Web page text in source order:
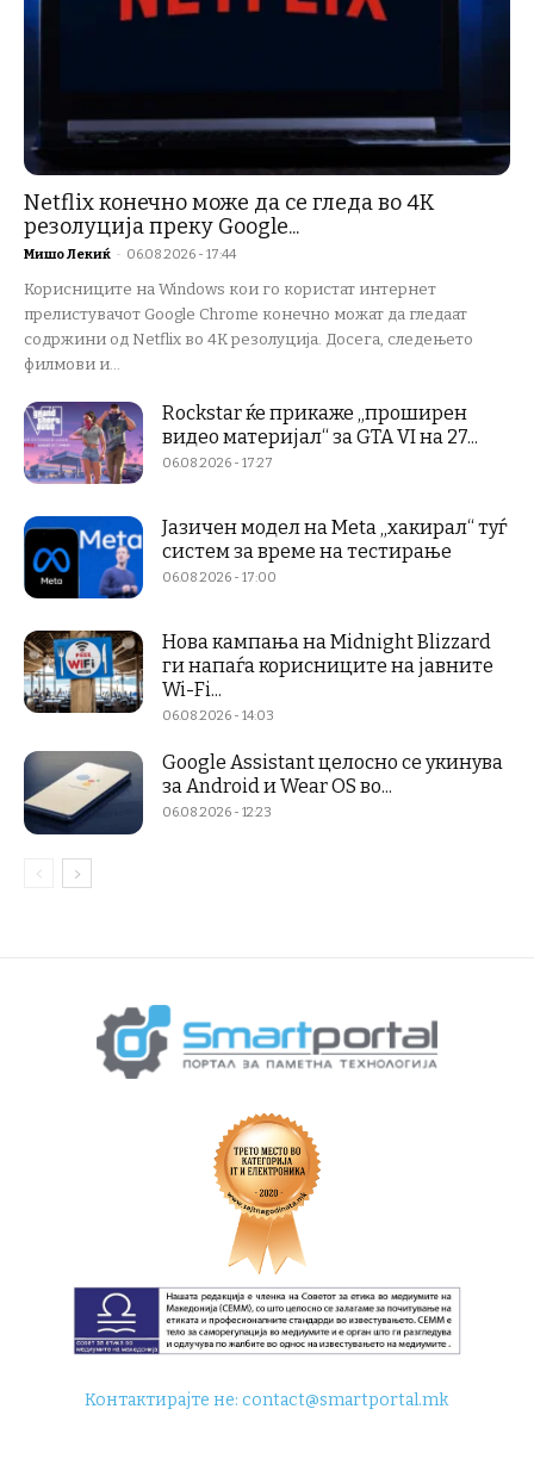
Netflix конечно може да се гледа во 4K
резолуција преку Google...
Мишо Лекиќ - 06.08.2026 - 17:44
Корисниците на Windows кои го користат интернет
прелистувачот Google Chrome конечно можат да гледаат
содржини од Netflix во 4K резолуција. Досега, следењето
филмови и...
Rockstar ќе прикаже „проширен
видео материјал“ за GTA VI на 27...
06.08.2026 - 17:27
Јазичен модел на Meta „хакирал“ туѓ
систем за време на тестирање
06.08.2026 - 17:00
Нова кампања на Midnight Blizzard
ги напаѓа корисниците на јавните
Wi-Fi...
06.08.2026 - 14:03
Google Assistant целосно се укинува
за Android и Wear OS во...
06.08.2026 - 12:23
Контактирајте не:contact@smartportal.mk